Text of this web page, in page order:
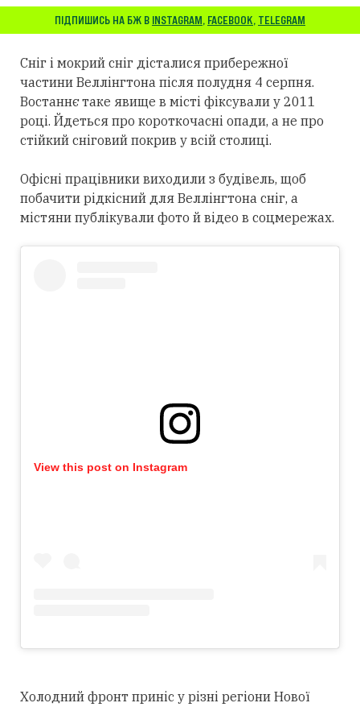
ПІДПИШИСЬ НА БЖ В INSTAGRAM, FACEBOOK, TELEGRAM
Сніг і мокрий сніг дісталися прибережної
частини Веллінгтона після полудня 4 серпня.
Востаннє таке явище в місті фіксували у 2011
році. Йдеться про короткочасні опади, а не про
стійкий сніговий покрив у всій столиці.
Офісні працівники виходили з будівель, щоб
побачити рідкісний для Веллінгтона сніг, а
містяни публікували фото й відео в соцмережах.
View this post on Instagram
Холодний фронт приніс у різні регіони Нової